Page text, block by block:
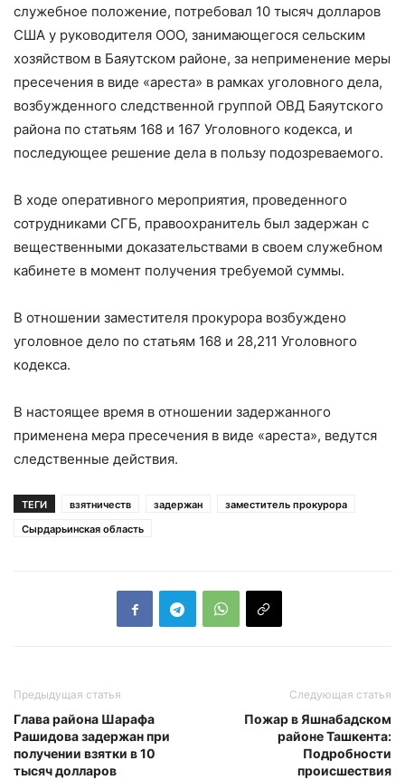
служебное положение, потребовал 10 тысяч долларов
США у руководителя ООО, занимающегося сельским
хозяйством в Баяутском районе, за неприменение меры
пресечения в виде «ареста» в рамках уголовного дела,
возбужденного следственной группой ОВД Баяутского
района по статьям 168 и 167 Уголовного кодекса, и
последующее решение дела в пользу подозреваемого.
В ходе оперативного мероприятия, проведенного
сотрудниками СГБ, правоохранитель был задержан с
вещественными доказательствами в своем служебном
кабинете в момент получения требуемой суммы.
В отношении заместителя прокурора возбуждено
уголовное дело по статьям 168 и 28,211 Уголовного
кодекса.
В настоящее время в отношении задержанного
применена мера пресечения в виде «ареста», ведутся
следственные действия.
ТЕГИ взятничеств задержан
заместитель прокурора
Сырдарьинская область
Предыдущая статья
Глава района Шарафа
Рашидова задержан при
получении взятки в 10
тысяч долларов
Следующая статья
Пожар в Яшнабадском
районе Ташкента:
Подробности
происшествия